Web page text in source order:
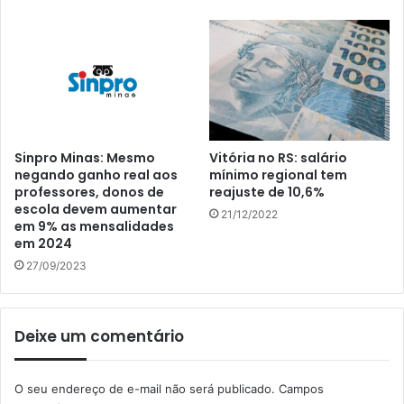
Sinpro Minas: Mesmo
negando ganho real aos
professores, donos de
escola devem aumentar
em 9% as mensalidades
em 2024
27/09/2023
Vitória no RS: salário
mínimo regional tem
reajuste de 10,6%
21/12/2022
Deixe um comentário
O seu endereço de e-mail não será publicado. Campos